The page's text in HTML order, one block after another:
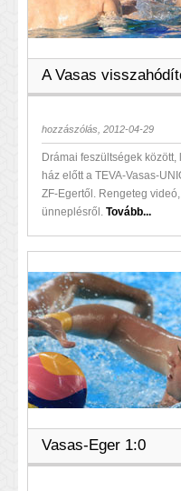
A Vasas
hozzászólás, 2012-04-29
Drámai feszültségek
ház előtt a TEVA-Vasas-
ZF-Egertől. Rengeteg
ünneplésről. Tovább...
Vasas-Eger 1:0